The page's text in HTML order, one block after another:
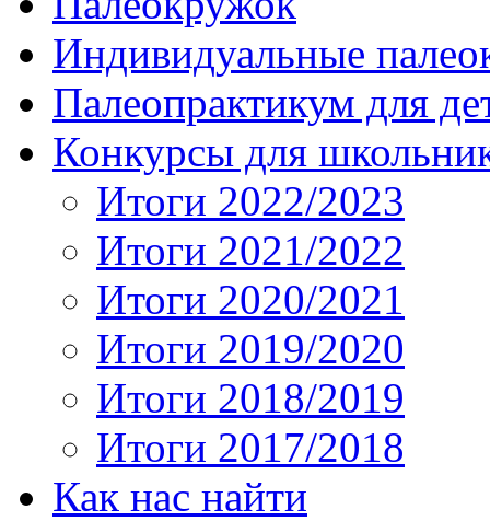
Индивидуальные
Палеопрактикум для
Конкурсы для
Итоги 2022/2023
Итоги 2021/2022
Итоги 2020/2021
Итоги 2019/2020
Итоги 2018/2019
Итоги 2017/2018
Как нас найти